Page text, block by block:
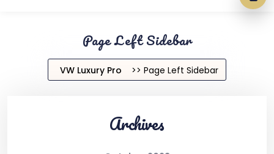
Blog Left Sidebar
Page Left Sidebar
VW Luxury Pro >> Page Left Sidebar
Archives